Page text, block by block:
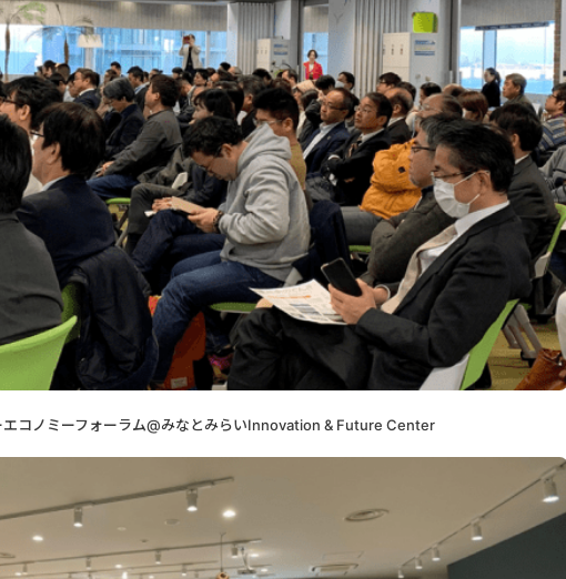
エコノミーフォーラム@みなとみらいInnovation & Future Center